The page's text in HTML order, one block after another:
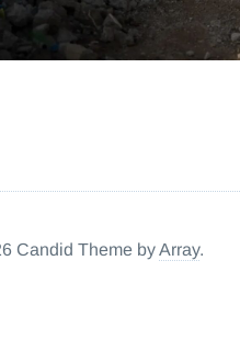
LIBANO PALESTINA SIRIA
Candid Theme byArray.